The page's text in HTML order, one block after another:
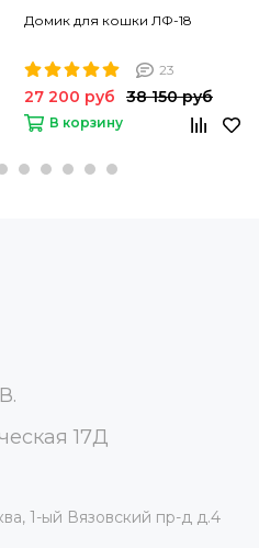
Домик для кошки ЛФ-18
23
27 200 руб 38 150 руб
В корзину
17Д
1-ый Вязовский пр-д д.4